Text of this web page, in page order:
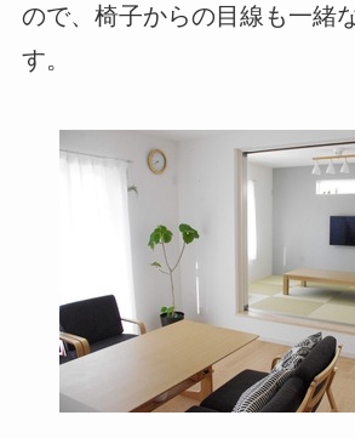
ので、椅子からの目線も一緒
す。